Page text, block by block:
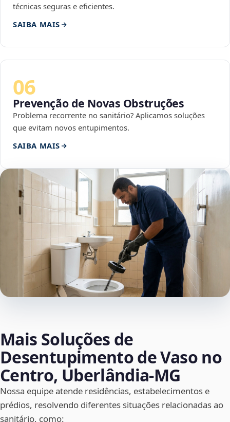
técnicas seguras e eficientes.
SAIBA MAIS
06
Prevenção de Novas Obstruções
Problema recorrente no sanitário? Aplicamos soluções
que evitam novos entupimentos.
SAIBA MAIS
Mais Soluções de
Desentupimento de Vaso no
Centro, Uberlândia‑MG
Nossa equipe atende residências, estabelecimentos e
prédios, resolvendo diferentes situações relacionadas ao
sanitário, como: